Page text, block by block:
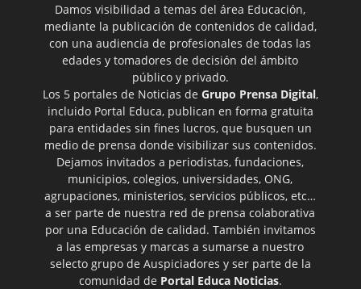
Damos visibilidad a temas del área Educación,
mediante la publicación de contenidos de calidad,
con una audiencia de profesionales de todas las
edades y tomadores de decisión del ámbito
público y privado.
Los 5 portales de Noticias de Grupo Prensa Digital,
incluido Portal Educa, publican en forma gratuita
para entidades sin fines lucros, que busquen un
medio de prensa donde visibilizar sus contenidos.
Dejamos invitados a periodistas, fundaciones,
municipios, colegios, universidades, ONG,
agrupaciones, ministerios, servicios públicos, etc…
a ser parte de nuestra red de prensa colaborativa
por una Educación de calidad. También invitamos
a las empresas y marcas a sumarse a nuestro
selecto grupo de Auspiciadores y ser parte de la
comunidad de Portal Educa Noticias.